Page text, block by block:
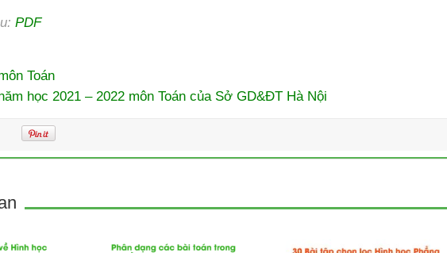
PDF
Toán
học 2021 – 2022 môn Toán của Sở GD&ĐT Hà Nội